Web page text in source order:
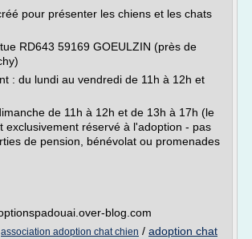
pour présenter les chiens et les chats
RD643 59169 GOEULZIN (près de
: du lundi au vendredi de 11h à 12h et
de 11h à 12h et de 13h à 17h (le
exclusivement réservé à l'adoption - pas
de pension, bénévolat ou promenades
blog.com
association adoption chat chien / adoption chat